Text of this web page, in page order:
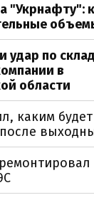
"Укрнафту":
удар по
в
области
каким будет